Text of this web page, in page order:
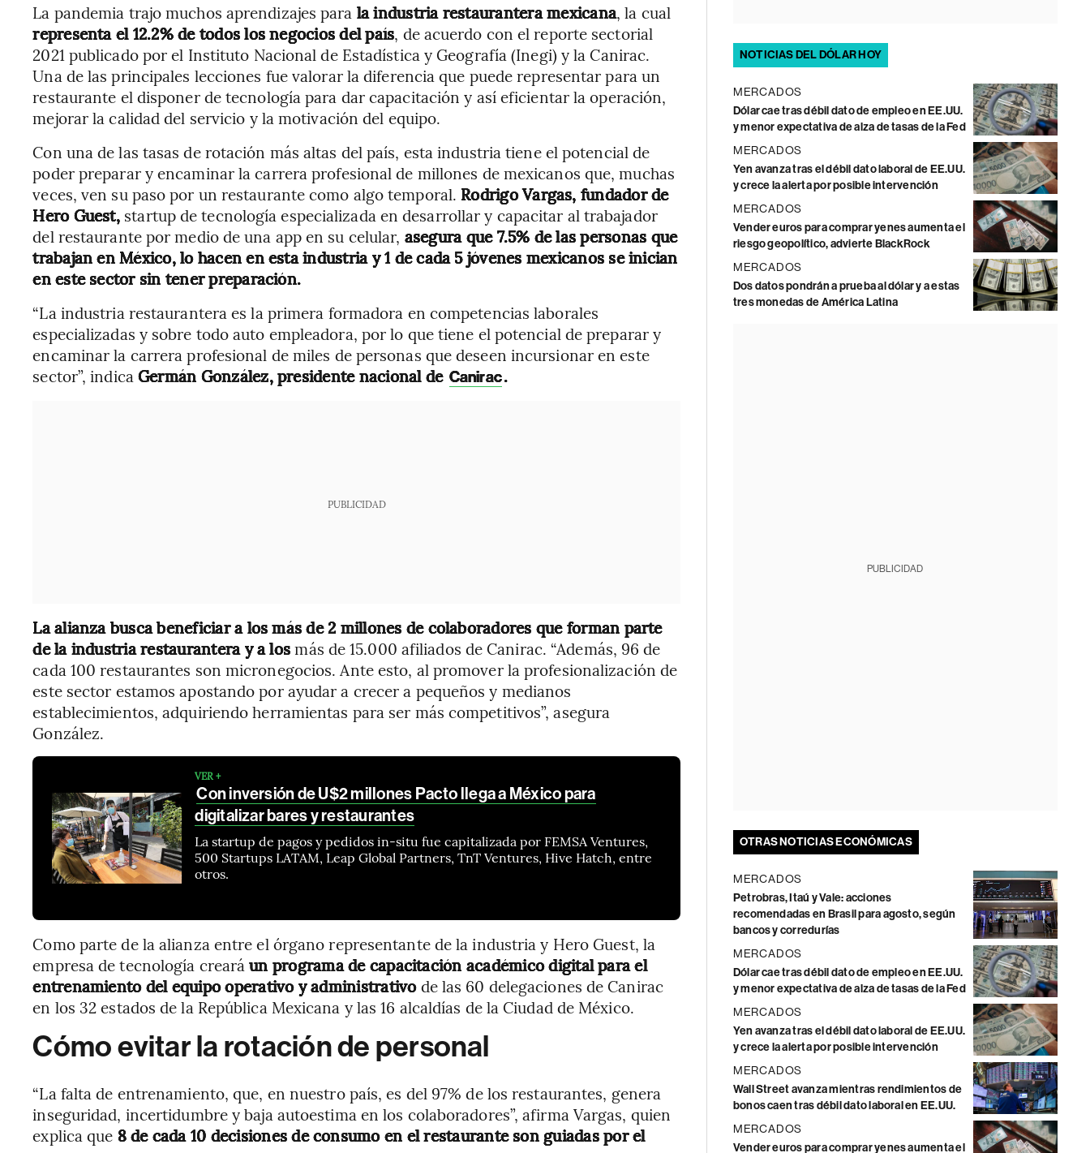
La pandemia trajo muchos aprendizajes para la industria restaurantera mexicana, la cual
representa el 12.2% de todos los negocios del país, de acuerdo con el reporte sectorial
2021 publicado por el Instituto Nacional de Estadística y Geografía (Inegi) y la Canirac.
Una de las principales lecciones fue valorar la diferencia que puede representar para un
restaurante el disponer de tecnología para dar capacitación y así eficientar la operación,
mejorar la calidad del servicio y la motivación del equipo.
Con una de las tasas de rotación más altas del país, esta industria tiene el potencial de
poder preparar y encaminar la carrera profesional de millones de mexicanos que, muchas
veces, ven su paso por un restaurante como algo temporal. Rodrigo Vargas, fundador de
Hero Guest, startup de tecnología especializada en desarrollar y capacitar al trabajador
del restaurante por medio de una app en su celular, asegura que 7.5% de las personas que
trabajan en México, lo hacen en esta industria y 1 de cada 5 jóvenes mexicanos se inician
en este sector sin tener preparación.
“La industria restaurantera es la primera formadora en competencias laborales
especializadas y sobre todo auto empleadora, por lo que tiene el potencial de preparar y
encaminar la carrera profesional de miles de personas que deseen incursionar en este
sector”, indica Germán González, presidente nacional de Canirac.
PUBLICIDAD
La alianza busca beneficiar a los más de 2 millones de colaboradores que forman parte
de la industria restaurantera y a losmás de 15.000 afiliados de Canirac. “Además, 96 de
cada 100 restaurantes son micronegocios. Ante esto, al promover la profesionalización de
este sector estamos apostando por ayudar a crecer a pequeños y medianos
establecimientos, adquiriendo herramientas para ser más competitivos”, asegura
González.
VER +
Con inversión de U$2 millones Pacto llega a México para
digitalizar bares y restaurantes
La startup de pagos y pedidos in-situ fue capitalizada por FEMSA Ventures,
500 Startups LATAM, Leap Global Partners, TnT Ventures, Hive Hatch, entre
otros.
Como parte de la alianza entre el órgano representante de la industria y Hero Guest, la
empresa de tecnología crearáun programa de capacitación académico digital para el
entrenamiento del equipo operativo y administrativode las 60 delegaciones de Canirac
en los 32 estados de la República Mexicana y las 16 alcaldías de la Ciudad de México.
Cómo evitar la rotación de personal
“La falta de entrenamiento, que, en nuestro país, es del 97% de los restaurantes, genera
inseguridad, incertidumbre y baja autoestima en los colaboradores”, afirma Vargas, quien
explica que 8 de cada 10 decisiones de consumo en el restaurante son guiadas por el
NOTICIAS DEL DÓLAR HOY
MERCADOS
Dólar cae tras débil dato de empleo en EE.UU.
y menor expectativa de alza de tasas de la Fed
MERCADOS
Yen avanza tras el débil dato laboral de EE.UU.
y crece la alerta por posible intervención
MERCADOS
Vender euros para comprar yenes aumenta el
riesgo geopolítico, advierte BlackRock
MERCADOS
Dos datos pondrán a prueba al dólar y a estas
tres monedas de América Latina
PUBLICIDAD
OTRAS NOTICIAS ECONÓMICAS
MERCADOS
Petrobras, Itaú y Vale: acciones
recomendadas en Brasil para agosto, según
bancos y corredurías
MERCADOS
Dólar cae tras débil dato de empleo en EE.UU.
y menor expectativa de alza de tasas de la Fed
MERCADOS
Yen avanza tras el débil dato laboral de EE.UU.
y crece la alerta por posible intervención
MERCADOS
Wall Street avanza mientras rendimientos de
bonos caen tras débil dato laboral en EE.UU.
MERCADOS
Vender euros para comprar yenes aumenta el